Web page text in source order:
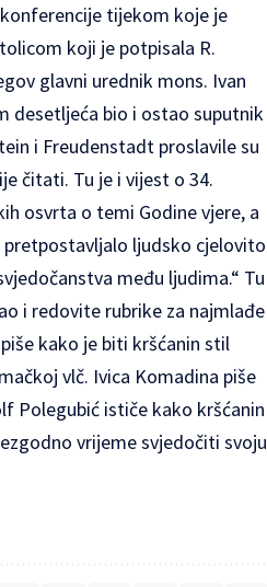
tijekom koje je
koji je potpisala R.
glavni urednik mons. Ivan
desetljeća bio i ostao suputnik
i Freudenstadt proslavile su
čitati. Tu je i vijest o 34.
osvrta o temi Godine vjere, a
pretpostavljalo ljudsko cjelovito
među ljudima.“ Tu
i redovite rubrike za najmlađe
kako je biti kršćanin stil
vlč. Ivica Komadina piše
Polegubić ističe kako kršćanin
vrijeme svjedočiti svoju